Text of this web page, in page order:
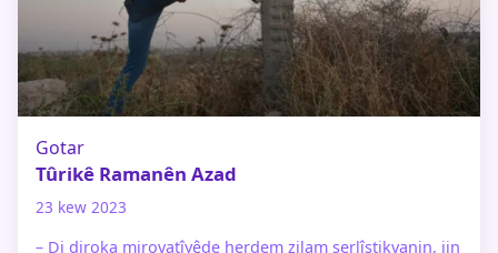
Gotar
Tûrikê Ramanên Azad
23 kew 2023
– Di diroka mirovatîyêde herdem zilam serlîstikvanin, jin